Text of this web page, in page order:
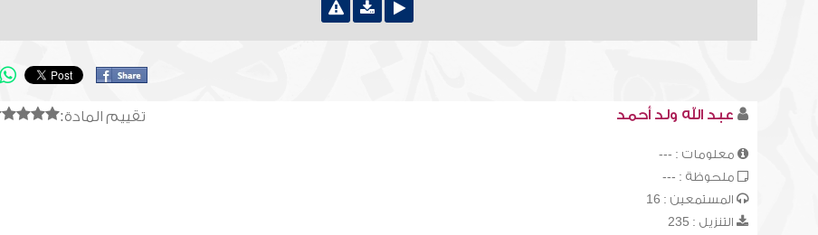
تقييم المادة: عبد الله ولد أحمد
معلومات : ---
ملحوظة : ---
المستمعين : 16
التنزيل : 235